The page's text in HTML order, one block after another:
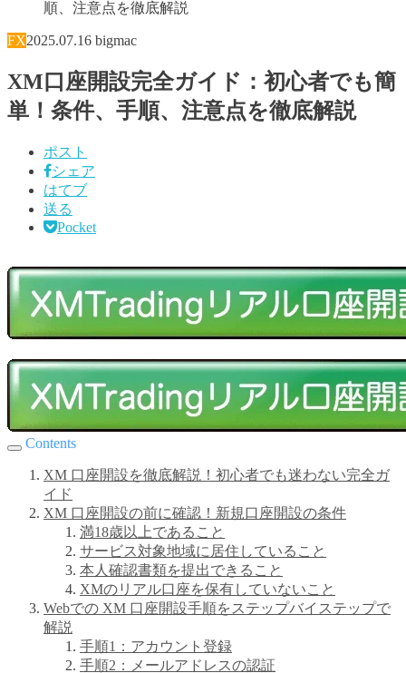
順、注意点を徹底解説
FX2025.07.16 bigmac
XM口座開設完全ガイド：初心者でも簡
単！条件、手順、注意点を徹底解説
ポスト
シェア
はてブ
送る
Pocket
Contents
XM 口座開設を徹底解説！初心者でも迷わない完全ガ
イド
XM 口座開設の前に確認！新規口座開設の条件
満18歳以上であること
サービス対象地域に居住していること
本人確認書類を提出できること
XMのリアル口座を保有していないこと
Webでの XM 口座開設手順をステップバイステップで
解説
手順1：アカウント登録
手順2：メールアドレスの認証